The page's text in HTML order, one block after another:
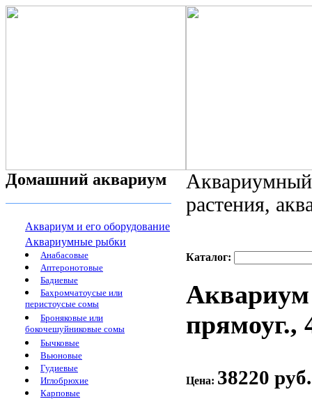
Домашний аквариум
Аквариум и его оборудование
Аквариумные рыбки
Анабасовые
Аптеронотовые
Бадиевые
Бахромчатоусые или
перистоусые сомы
Броняковые или
бокочешуйниковые сомы
Бычковые
Вьюновые
Гудиевые
Иглобрюхие
Карповые
растения,
Каталог:
Аквариум
прямоуг.,
Цена: 38220 руб.